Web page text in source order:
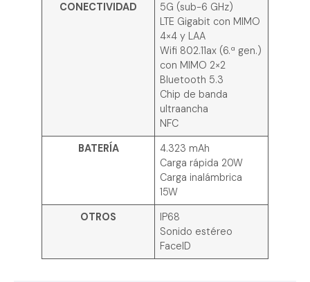
CONECTIVIDAD
5G (sub-6 GHz)
LTE Gigabit con MIMO
4×4 y LAA
Wifi 802.11ax (6.ª gen.)
con MIMO 2×2
Bluetooth 5.3
Chip de banda
ultraancha
NFC
BATERÍA
4.323 mAh
Carga rápida 20W
Carga inalámbrica
15W
OTROS
IP68
Sonido estéreo
FaceID